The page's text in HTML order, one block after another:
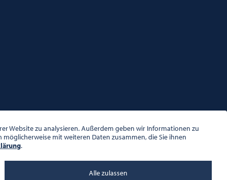
Website zu analysieren. Außerdem geben wir Informationen zu
mit weiteren Daten zusammen, die Sie ihnen
.
Alle zulassen